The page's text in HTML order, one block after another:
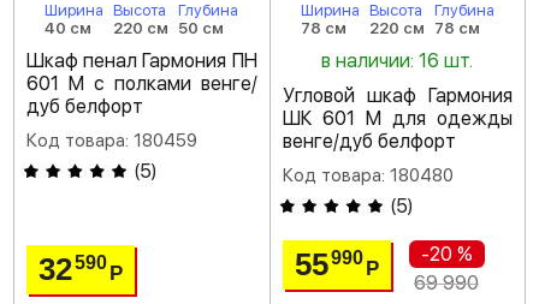
Ширина
40 см
Высота
220 см
Глубина
50 см
Шкаф пенал Гармония ПН
601 М с полками венге/
дуб белфорт
Код товара: 180459
(5)
32590Р
Ширина
78 см
Высота
220 см
Глубина
78 см
в наличии: 16 шт.
Угловой шкаф Гармония
ШК 601 М для одежды
венге/дуб белфорт
Код товара: 180480
(5)
55990 Р
-20 %
69 990